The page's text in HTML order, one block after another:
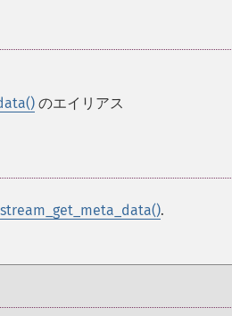
のエイリアス
stream_get_meta_data().